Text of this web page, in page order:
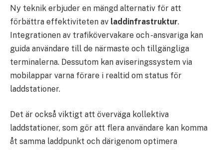
Ny teknik erbjuder en mängd alternativ för att
förbättra effektiviteten av laddinfrastruktur.
Integrationen av trafikövervakare och -ansvariga kan
guida användare till de närmaste och tillgängliga
terminalerna. Dessutom kan aviseringssystem via
mobilappar varna förare i realtid om status för
laddstationer.
Det är också viktigt att överväga kollektiva
laddstationer, som gör att flera användare kan komma
åt samma laddpunkt och därigenom optimera